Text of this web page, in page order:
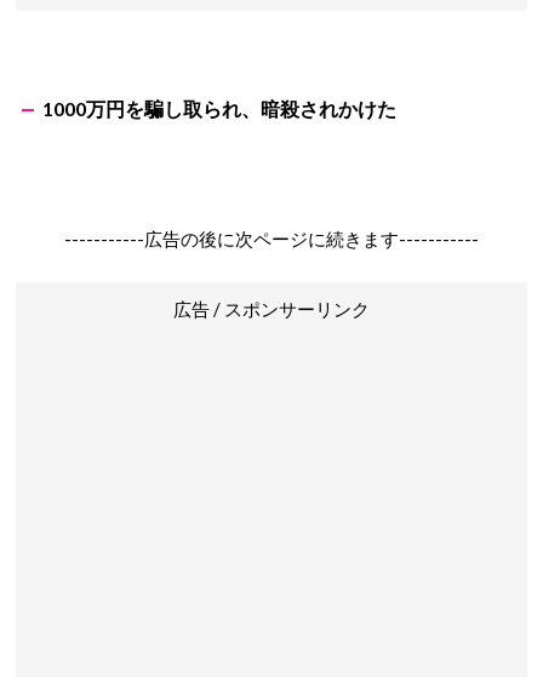
1000万円を騙し取られ、暗殺されかけた
-----------広告の後に次ページに続きます-----------
広告 / スポンサーリンク